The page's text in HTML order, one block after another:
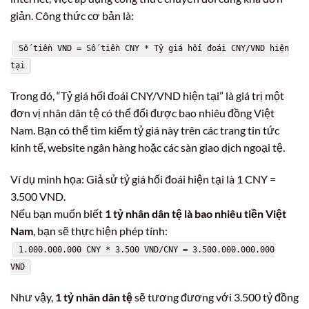
giản. Công thức cơ bản là:
Số tiền VND = Số tiền CNY * Tỷ giá hối đoái CNY/VND hiện
tại
Trong đó, “Tỷ giá hối đoái CNY/VND hiện tại” là giá trị một
đơn vị nhân dân tệ có thể đổi được bao nhiêu đồng Việt
Nam. Bạn có thể tìm kiếm tỷ giá này trên các trang tin tức
kinh tế, website ngân hàng hoặc các sàn giao dịch ngoại tệ.
Ví dụ minh họa: Giả sử tỷ giá hối đoái hiện tại là 1 CNY =
3.500 VND.
Nếu bạn muốn biết 1 tỷ nhân dân tệ là bao nhiêu tiền Việt
Nam, bạn sẽ thực hiện phép tính:
1.000.000.000 CNY * 3.500 VND/CNY = 3.500.000.000.000
VND
Như vậy, 1 tỷ nhân dân tệsẽ tương đương với 3.500 tỷ đồng